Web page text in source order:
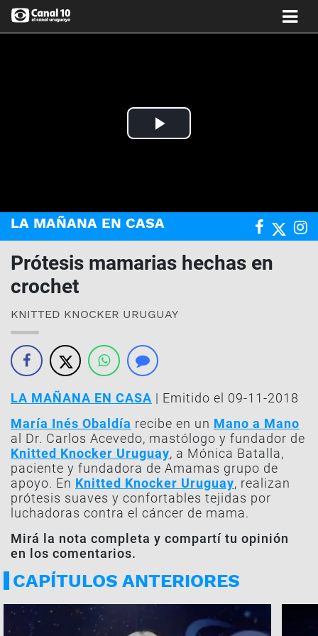
Play
LA MAÑANA EN CASA
Prótesis mamarias hechas en
crochet
KNITTED KNOCKER URUGUAY
LA MAÑANA EN CASA | Emitido el 09-11-2018
María Inés Obaldía recibe en un Mano a Mano
al Dr. Carlos Acevedo, mastólogo y fundador de
Knitted Knocker Uruguay, a Mónica Batalla,
paciente y fundadora de Amamas grupo de
apoyo. En Knitted Knocker Uruguay, realizan
prótesis suaves y confortables tejidas por
luchadoras contra el cáncer de mama.
Mirá la nota completa y compartí tu opinión
en los comentarios.
CAPÍTULOS ANTERIORES